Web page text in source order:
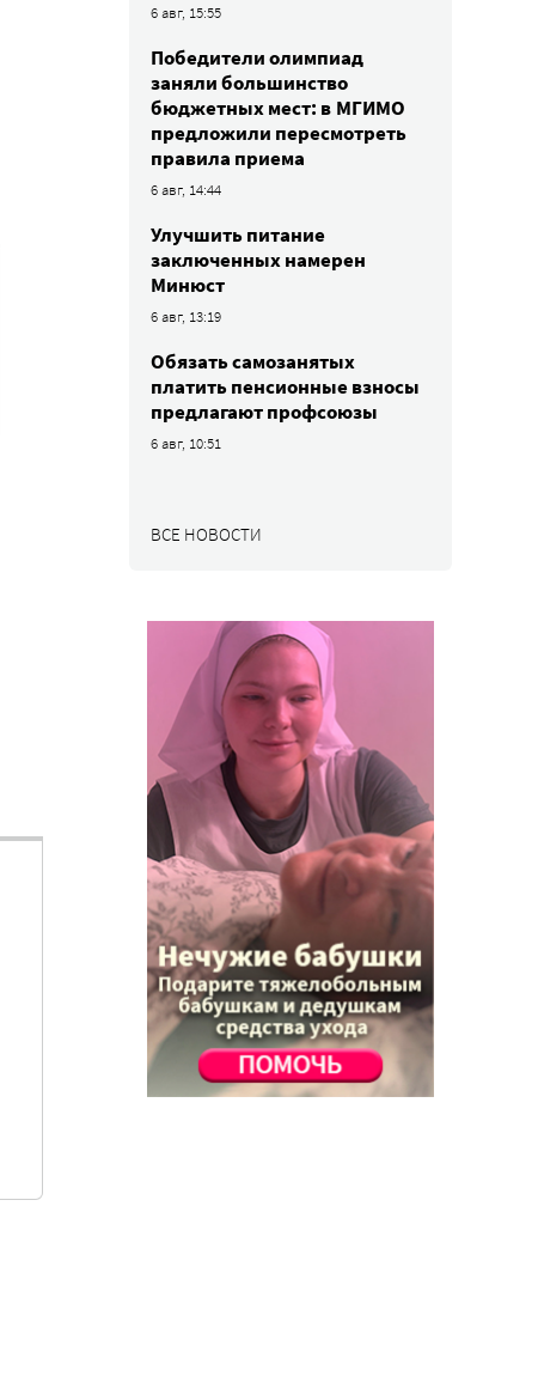
6 авг, 15:55
Победители олимпиад
заняли большинство
бюджетных мест: в МГИМО
предложили пересмотреть
правила приема
6 авг, 14:44
Улучшить питание
заключенных намерен
Минюст
6 авг, 13:19
Обязать самозанятых
платить пенсионные взносы
предлагают профсоюзы
6 авг, 10:51
ВСЕ НОВОСТИ